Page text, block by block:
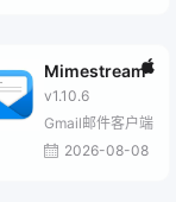
Mimestream
v1.10.6
Gmail邮件客户端
2026-08-08